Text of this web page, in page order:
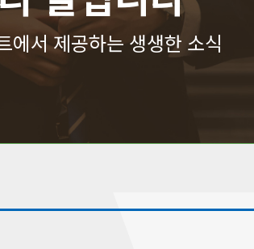
에서 제공하는 생생한 소식